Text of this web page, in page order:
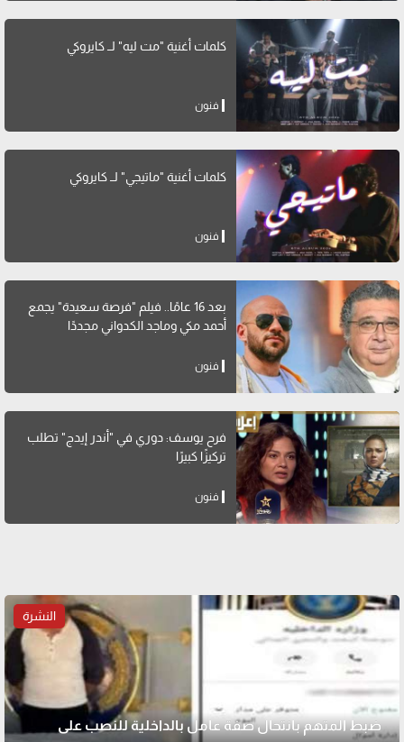
كلمات أغنية "مت ليه" لــ كايروكي
فنون
كلمات أغنية "ماتيجي" لــ كايروكي
فنون
بعد 16 عامًا.. فيلم "فرصة سعيدة" يجمع
أحمد مكي وماجد الكدواني مجددًا
فنون
فرح يوسف: دوري في "أندر إيدج" تطلب
تركيزًا كبيرًا
فنون
النشرة
ضبط المتهم بانتحال صفة عامل بالداخلية للنصب على